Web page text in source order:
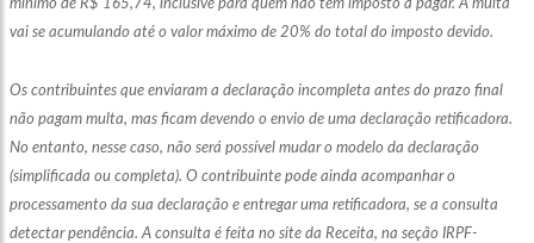
mínimo de R$ 165,74, inclusive para quem não tem imposto a pagar. A multa
vai se acumulando até o valor máximo de 20% do total do imposto devido.
Os contribuintes que enviaram a declaração incompleta antes do prazo final
não pagam multa, mas ficam devendo o envio de uma declaração retificadora.
No entanto, nesse caso, não será possível mudar o modelo da declaração
(simplificada ou completa). O contribuinte pode ainda acompanhar o
processamento da sua declaração e entregar uma retificadora, se a consulta
detectar pendência. A consulta é feita no site da Receita, na seção IRPF-